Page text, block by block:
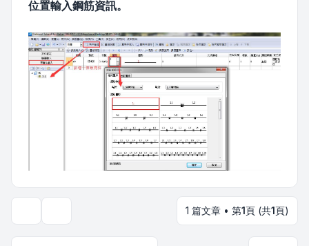
位置輸入鋼筋資訊。
1 篇文章 • 第1頁 (共1頁)